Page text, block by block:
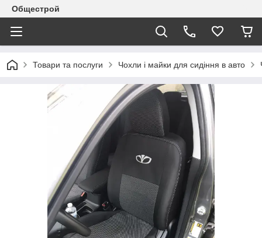
Общестрой
Товари та послуги Чохли і майки для сидіння в авто